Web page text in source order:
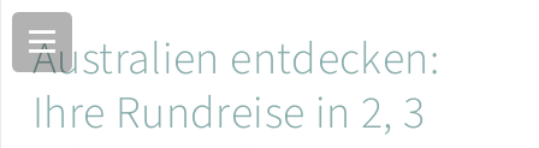
Australien entdecken:
Ihre Rundreise in 2, 3